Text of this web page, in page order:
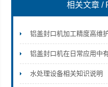
张家港市裕丰饮料机械有限公司
相关文章 /
铝盖封口机加工精度高维
铝盖封口机在日常应用中
水处理设备相关知识说明